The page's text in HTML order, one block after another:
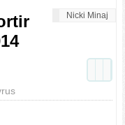
Nicki Minaj